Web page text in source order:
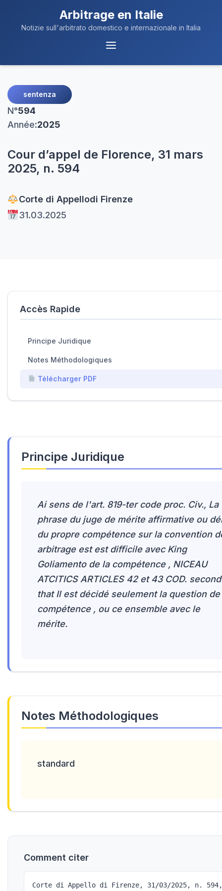
Arbitrage en Italie
Notizie sull'arbitrato domestico e internazionale in Italia
Navigation
sentenza
N°594
Année:2025
Cour d’appel de Florence, 31 mars
2025, n. 594
Corte di Appellodi Firenze
31.03.2025
Principe Juridique
Ai sens de l'art. 819-ter code proc. Civ., La
phrase du juge de mérite affirmative ou
du propre compétence sur la convention
arbitrage est est difficile avec King
Goliamento de la compétence , NICEAU
ATCITICS ARTICLES 42 et 43 COD. second
that Il est décidé seulement la question de
compétence , ou ce ensemble avec le
mérite.
Notes Méthodologiques
standard
Comment citer
Corte di Appello di Firenze, 31/03/2025, n.
Accès Rapide
Principe Juridique
Notes Méthodologiques
Télécharger PDF